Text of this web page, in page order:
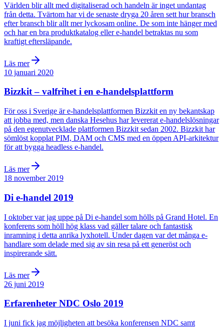
Världen blir allt med digitaliserad och handeln är inget undantag
från detta. Tvärtom har vi de senaste dryga 20 åren sett hur bransch
efter bransch blir allt mer lyckosam online. De som inte hänger med
och har en bra produktkatalog eller e-handel betraktas nu som
kraftigt eftersläpande.
Läs mer
10 januari 2020
Bizzkit – valfrihet i en e-handelsplattform
För oss i Sverige är e-handelsplattformen Bizzkit en ny bekantskap
att jobba med, men danska Hesehus har levererat e-handelslösningar
på den egenutvecklade plattformen Bizzkit sedan 2002. Bizzkit har
sömlöst kopplat PIM, DAM och CMS med en öppen API-arkitektur
för att bygga headless e-handel.
Läs mer
18 november 2019
Di e-handel 2019
I oktober var jag uppe på Di e-handel som hölls på Grand Hotel. En
konferens som höll hög klass vad gäller talare och fantastisk
inramning i detta anrika lyxhotell. Under dagen var det många e-
handlare som delade med sig av sin resa på ett generöst och
inspirerande sätt.
Läs mer
26 juni 2019
Erfarenheter NDC Oslo 2019
I juni fick jag möjligheten att besöka konferensen NDC samt